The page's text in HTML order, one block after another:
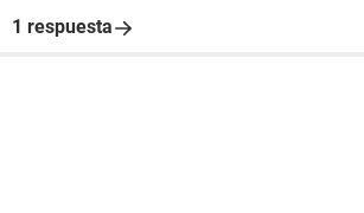
1 respuesta